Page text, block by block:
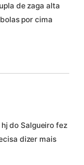
de zaga alta
por cima
do Salgueiro fez
dizer mais